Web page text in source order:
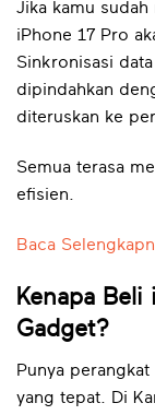
Jika kamu
iPhone 17 Pro
Sinkronisasi
dipindahkan
diteruskan ke
Semua terasa
efisien.
Baca
Kenapa Beli
Gadget?
Punya
yang tepat. Di